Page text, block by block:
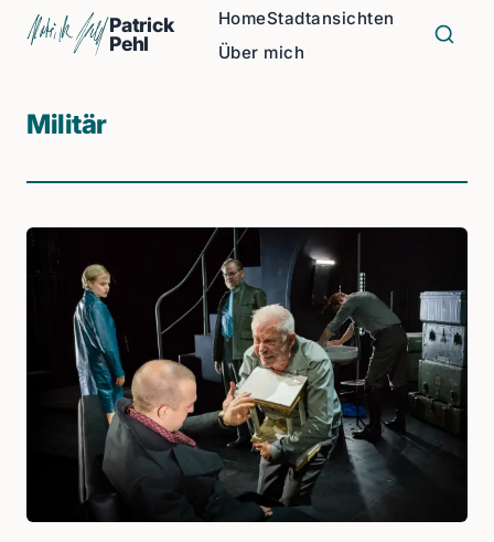
Patrick
Pehl
HomeStadtansichten
Über mich
Militär